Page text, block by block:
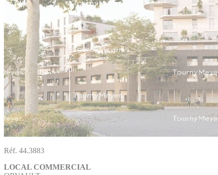
Réf. 44.3883
LOCAL COMMERCIAL